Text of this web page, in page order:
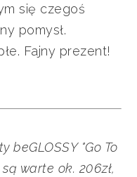
się czegoś
pomysł.
Fajny prezent!
beGLOSSY "Go To
warte ok. 206zł,